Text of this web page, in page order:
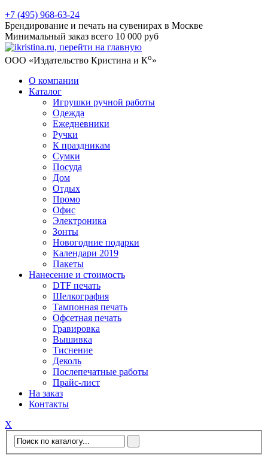
+7 (495) 968-63-24
Брендирование и печать на сувенирах в Москве
Минимальный заказ всего 10 000 руб
ООО «Издательство Кристина и Ко»
О компании
Каталог
Игрушки ручной работы
Одежда
Ежедневники
Ручки
К праздникам
Сумки
Посуда
Дом
Отдых
Промо
Офис
Электроника
Зонты
Новогодние подарки
Календари 2019
Пакеты
Нанесение и стоимость
DTF печать
Шелкография
Тампонная печать
Офсетная печать
Гравировка
Вышивка
Тиснение
Деколь
Послепечатные работы
Прайс-лист
На заказ
Контакты
Х